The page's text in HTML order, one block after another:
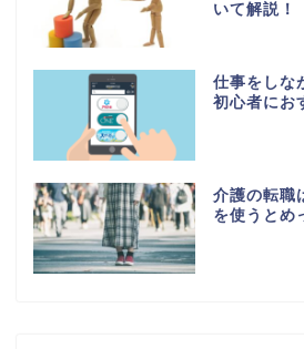
いて解説！
仕事をしな
初心者にお
介護の転職
を使うとめ